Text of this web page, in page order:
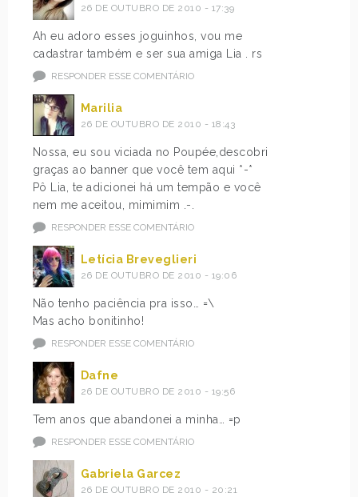
26 DE OUTUBRO DE 2010 - 17:39
Ah eu adoro esses joguinhos, vou me
cadastrar também e ser sua amiga Lia . rs
RESPONDER ESSE COMENTÁRIO
Marilia
26 DE OUTUBRO DE 2010 - 18:43
Nossa, eu sou viciada no Poupée,descobri
graças ao banner que você tem aqui *-*
Pô Lia, te adicionei há um tempão e você
nem me aceitou, mimimim .-.
RESPONDER ESSE COMENTÁRIO
Letícia Breveglieri
26 DE OUTUBRO DE 2010 - 19:06
Não tenho paciência pra isso… =\
Mas acho bonitinho!
RESPONDER ESSE COMENTÁRIO
Dafne
26 DE OUTUBRO DE 2010 - 19:56
Tem anos que abandonei a minha… =p
RESPONDER ESSE COMENTÁRIO
Gabriela Garcez
26 DE OUTUBRO DE 2010 - 20:21